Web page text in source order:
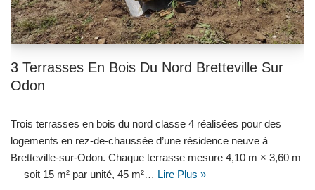
3 Terrasses En Bois Du Nord Bretteville Sur
Odon
Trois terrasses en bois du nord classe 4 réalisées pour des
logements en rez-de-chaussée d’une résidence neuve à
Bretteville-sur-Odon. Chaque terrasse mesure 4,10 m × 3,60 m
— soit 15 m² par unité, 45 m²… Lire Plus »